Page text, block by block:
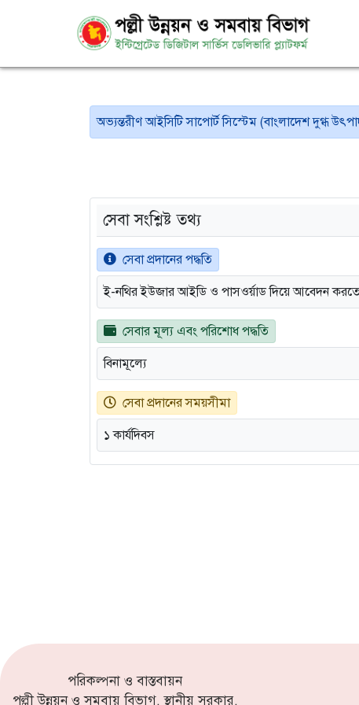
অভ্যন্তরীণ আইসিটি সাপোর্ট সিস্টেম (বাংলাদেশ দুগ্ধ
সেবা সংশ্লিষ্ট তথ্য
সেবা প্রদানের পদ্ধতি
ই-নথির ইউজার আইডি ও পাসওর্য়াড দিয়ে আবেদন
সেবার মূল্য এবং পরিশোধ পদ্ধতি
বিনামূল্যে
সেবা প্রদানের সময়সীমা
১ কার্যদিবস
পরিকল্পনা ও বাস্তবায়ন
পল্লী উন্নয়ন ও সমবায় বিভাগ, স্থানীয় সরকার,